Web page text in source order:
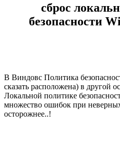
сброс
безопасности
В Виндовс Политика
сказать расположена) в другой
Локальной политике
множество ошибок при
осторожнее..!